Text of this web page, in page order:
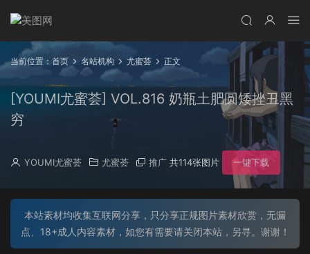
当前位置： 首页 名站机构 尤蜜荟 正文
[YOUMI尤蜜荟] VOL.816 奶瓶土肥圆矮挫丑黑
穷
YOUMI尤蜜荟 尤蜜荟 推广 共114张图片 一键下载
本站素材均收集互联网分享，只分享正规图片素材欣赏，无漏
点、18+成人内容素材，如您有需要请关闭本站，另寻。谢谢！